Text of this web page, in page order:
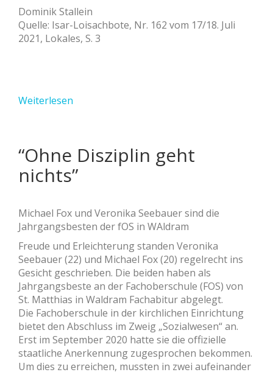
Dominik Stallein
Quelle: Isar-Loisachbote, Nr. 162 vom 17/18. Juli
2021, Lokales, S. 3
Weiterlesen
“Ohne Disziplin geht
nichts”
Michael Fox und Veronika Seebauer sind die
Jahrgangsbesten der fOS in WAldram
Freude und Erleichterung standen Veronika
Seebauer (22) und Michael Fox (20) regelrecht ins
Gesicht geschrieben. Die beiden haben als
Jahrgangsbeste an der Fachoberschule (FOS) von
St. Matthias in Waldram Fachabitur abgelegt.
Die Fachoberschule in der kirchlichen Einrichtung
bietet den Abschluss im Zweig „Sozialwesen“ an.
Erst im September 2020 hatte sie die ofﬁzielle
staatliche Anerkennung zugesprochen bekommen.
Um dies zu erreichen, mussten in zwei aufeinander